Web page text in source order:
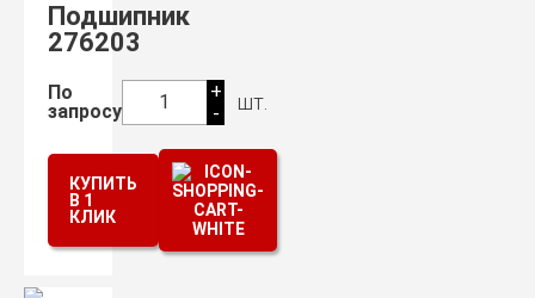
Подшипник
276203
По
запросу
1
+
-
шт.
КУПИТЬ
В 1
КЛИК